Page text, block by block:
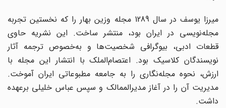
میرزا یوسف در سال 1289 مجله وزین بهار را که نخستین تجربه
مجله‌نویسی در ایران بود، منتشر ساخت. این نشریه حاوی
قطعات ادبی، بیوگرافی شخصیت‌ها و به‌خصوص ترجمه آثار
نویسندگان کلاسیک بود. اعتصام‌الملک با انتشار این مجله با
ارزش، نحوه مجله‌نگاری را به جامعه مطبوعاتی ایران آموخت.
مدیریت‌ آن‌ را در آغاز مدیرالممالک‌ و سپس‌ عباس‌ خلیلى‌ برعهده‌
داشت‌.